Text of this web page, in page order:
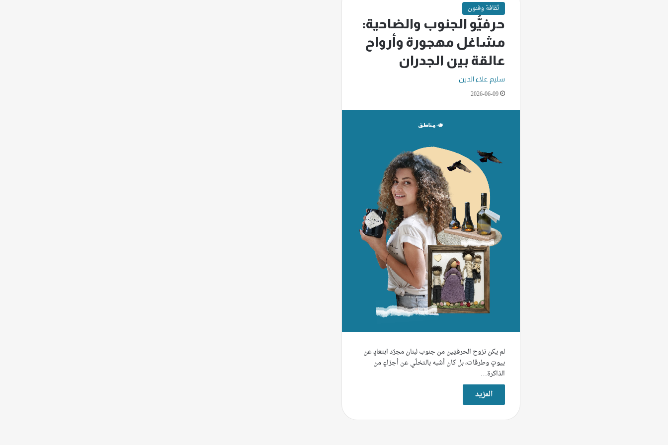
ثقافة وفنون
حرفيُّو الجنوب والضاحية:
مشاغل مهجورة وأرواح
عالقة بين الجدران
سليم علاء الدين
2026-06-09
لم يكن نزوح الحرفيّين من جنوب لبنان مجرّد ابتعادٍ عن
بيوتٍ وطرقات، بل كان أشبه بالتخلّي عن أجزاءٍ من
الذاكرة…
المزيد